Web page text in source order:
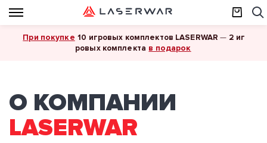
При покупке 10 игровых комплектов LASERWAR — 2 иг
ровых комплекта в подарок
О КОМПАНИИ
LASERWAR